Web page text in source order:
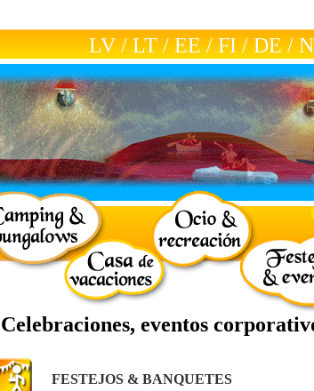
LV / LT / EE / FI / DE /
eventos
FESTEJOS & BANQUETES